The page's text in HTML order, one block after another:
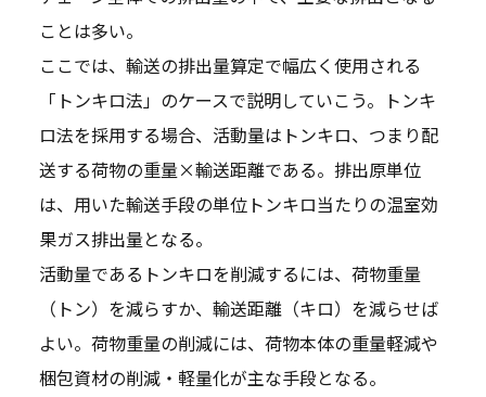
ことは多い。
ここでは、輸送の排出量算定で幅広く使用される
「トンキロ法」のケースで説明していこう。トンキ
ロ法を採用する場合、活動量はトンキロ、つまり配
送する荷物の重量×輸送距離である。排出原単位
は、用いた輸送手段の単位トンキロ当たりの温室効
果ガス排出量となる。
活動量であるトンキロを削減するには、荷物重量
（トン）を減らすか、輸送距離（キロ）を減らせば
よい。荷物重量の削減には、荷物本体の重量軽減や
梱包資材の削減・軽量化が主な手段となる。